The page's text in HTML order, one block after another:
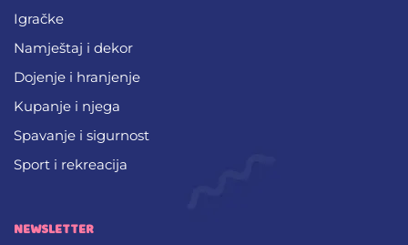
Igračke
Namještaj i dekor
Dojenje i hranjenje
Kupanje i njega
Spavanje i sigurnost
Sport i rekreacija
NEWSLETTER